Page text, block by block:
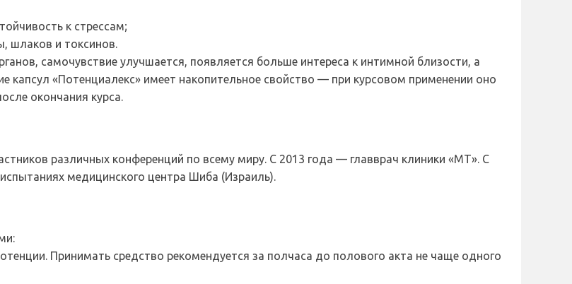
к стрессам;
шлаков и токсинов.
самочувствие улучшается, появляется больше интереса к интимной близости, а
капсул «Потенциалекс» имеет накопительное свойство — при курсовом применении оно
окончания курса.
различных конференций по всему миру. С 2013 года — главврач клиники «МТ». С
медицинского центра Шиба (Израиль).
Принимать средство рекомендуется за полчаса до полового акта не чаще одного